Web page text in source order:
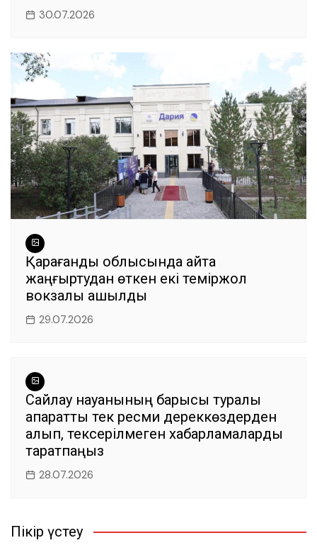
30.07.2026
Қарағанды облысында қайта
жаңғыртудан өткен екі теміржол
вокзалы ашылды
29.07.2026
Сайлау науқанының барысы туралы
ақпаратты тек ресми дереккөздерден
алып, тексерілмеген хабарламаларды
таратпаңыз
28.07.2026
Пікір үстеу